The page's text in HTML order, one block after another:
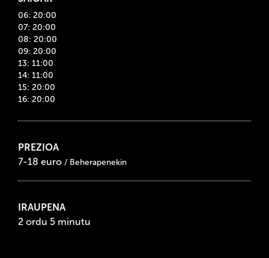
06: 20:00
07: 20:00
08: 20:00
09: 20:00
13: 11:00
14: 11:00
15: 20:00
16: 20:00
PREZIOA
7-18 euro / Beherapenekin
IRAUPENA
2 ordu 5 minutu